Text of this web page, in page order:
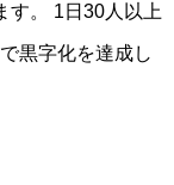
す。 1日30人以上
黒字化を達成し